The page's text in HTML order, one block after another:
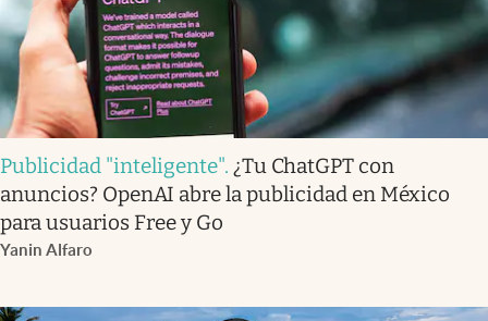
Publicidad "inteligente". ¿Tu ChatGPT con
anuncios? OpenAI abre la publicidad en México
para usuarios Free y Go
Yanin Alfaro